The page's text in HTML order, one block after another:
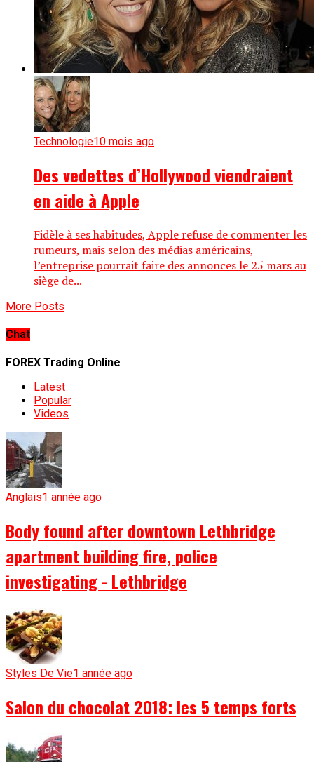
Technologie10 mois ago
Des vedettes d’Hollywood viendraient
en aide à Apple
Fidèle à ses habitudes, Apple refuse de commenter les
rumeurs, mais selon des médias américains,
l’entreprise pourrait faire des annonces le 25 mars au
siège de...
More Posts
Chat
FOREX Trading Online
Latest
Popular
Videos
Anglais1 année ago
Body found after downtown Lethbridge
apartment building fire, police
investigating - Lethbridge
Styles De Vie1 année ago
Salon du chocolat 2018: les 5 temps forts